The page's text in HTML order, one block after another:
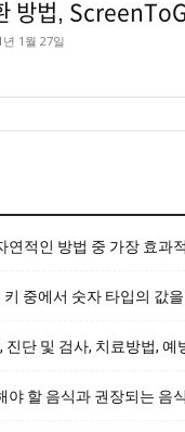
방법,
년 1월 27일
연적인 방법 중 가장 효과
중에서 숫자 타입의 값
진단 및 검사, 치료방법, 예
야 할 음식과 권장되는 음식